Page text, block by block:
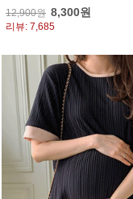
12,900원 8,300원
리뷰: 7,685